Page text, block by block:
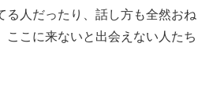
る人だったり、話し方も全然おね
ここに来ないと出会えない人たち